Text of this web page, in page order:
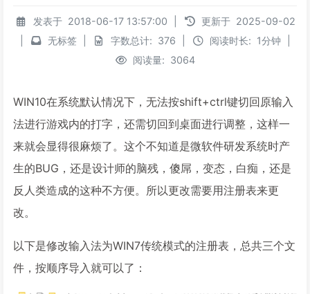
发表于 2018-06-17 13:57:00 更新于 2025-09-02
无标签 字数总计: 376 阅读时长: 1分钟
阅读量: 3064
WIN10在系统默认情况下，无法按shift+ctrl键切回原输入
法进行游戏内的打字，还需切回到桌面进行调整，这样一
来就会显得很麻烦了。这个不知道是微软件研发系统时产
生的BUG，还是设计师的脑残，傻屌，变态，白痴，还是
反人类造成的这种不方便。所以更改需要用注册表来更
改。
以下是修改输入法为WIN7传统模式的注册表，总共三个文
件，按顺序导入就可以了：